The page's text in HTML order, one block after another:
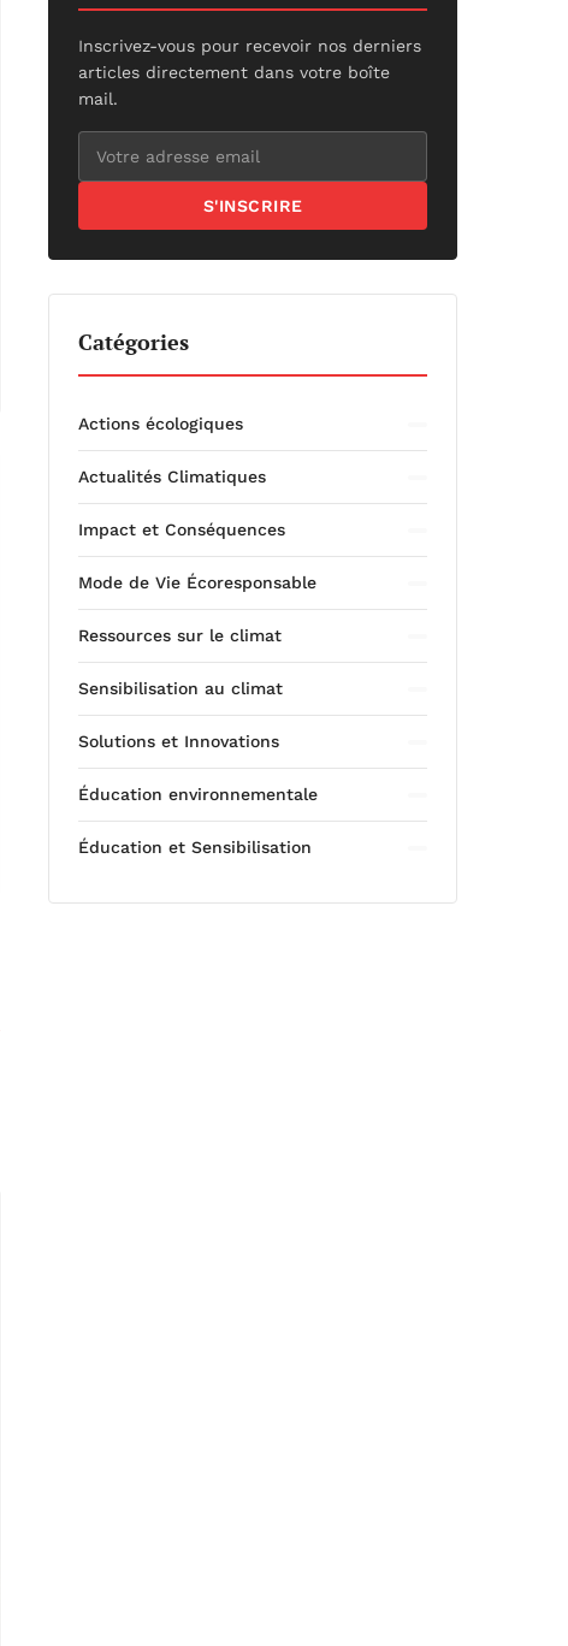
Inscrivez-vous pour recevoir nos derniers
articles directement dans votre boîte
mail.
S'INSCRIRE
Catégories
Actions écologiques
Actualités Climatiques
Impact et Conséquences
Mode de Vie Écoresponsable
Ressources sur le climat
Sensibilisation au climat
Solutions et Innovations
Éducation environnementale
Éducation et Sensibilisation